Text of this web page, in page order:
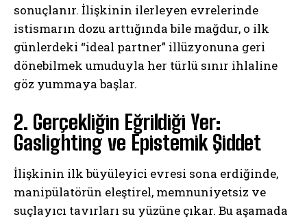
sonuçlanır. İlişkinin ilerleyen evrelerinde
istismarın dozu arttığında bile mağdur, o ilk
günlerdeki “ideal partner” illüzyonuna geri
dönebilmek umuduyla her türlü sınır ihlaline
göz yummaya başlar.
2. Gerçekliğin Eğrildiği Yer:
Gaslighting ve Epistemik Şiddet
İlişkinin ilk büyüleyici evresi sona erdiğinde,
manipülatörün eleştirel, memnuniyetsiz ve
suçlayıcı tavırları su yüzüne çıkar. Bu aşamada